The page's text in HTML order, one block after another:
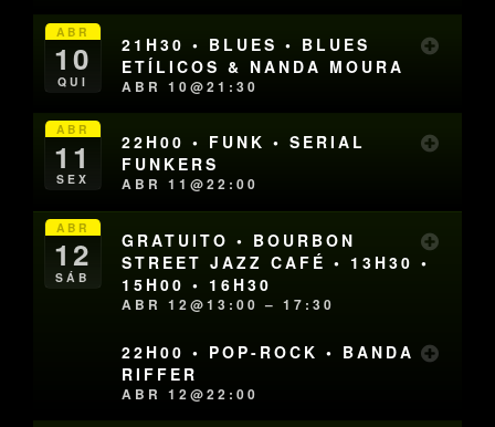
ABR
10
QUI
21H30 • BLUES • BLUES
ETÍLICOS & NANDA MOURA
ABR 10@21:30
ABR
11
SEX
22H00 • FUNK • SERIAL
FUNKERS
ABR 11@22:00
ABR
12
SÁB
GRATUITO • BOURBON
STREET JAZZ CAFÉ • 13H30 •
15H00 • 16H30
ABR 12@13:00 – 17:30
22H00 • POP-ROCK • BANDA
RIFFER
ABR 12@22:00